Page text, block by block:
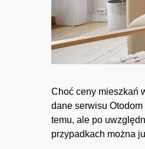
Choć ceny mieszkań
dane serwisu
temu, ale po
przypadkach można